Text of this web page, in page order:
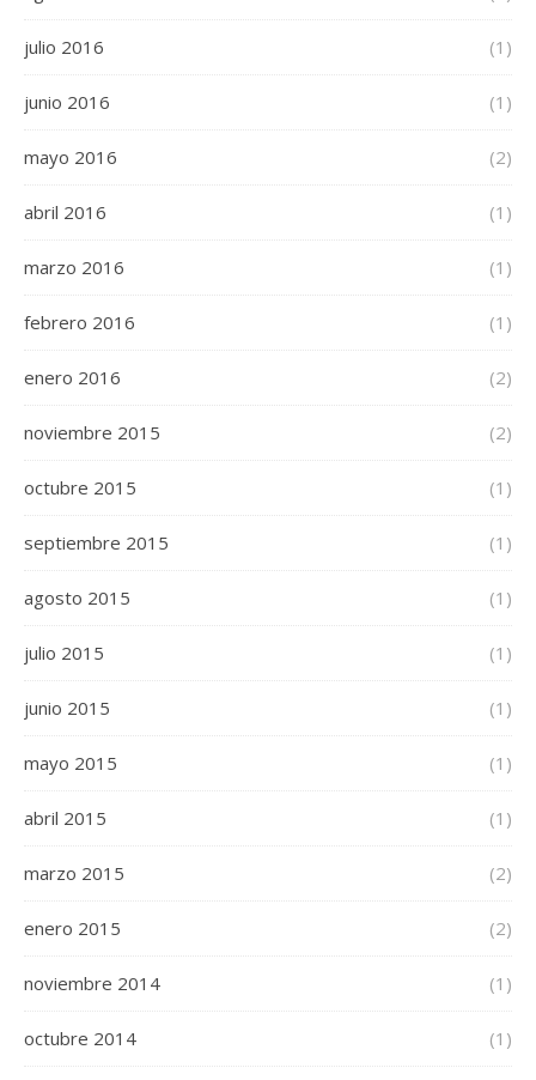
julio 2016 (1)
junio 2016 (1)
mayo 2016 (2)
abril 2016 (1)
marzo 2016 (1)
febrero 2016 (1)
enero 2016 (2)
noviembre 2015 (2)
octubre 2015 (1)
septiembre 2015 (1)
agosto 2015 (1)
julio 2015 (1)
junio 2015 (1)
mayo 2015 (1)
abril 2015 (1)
marzo 2015 (2)
enero 2015 (2)
noviembre 2014 (1)
octubre 2014 (1)